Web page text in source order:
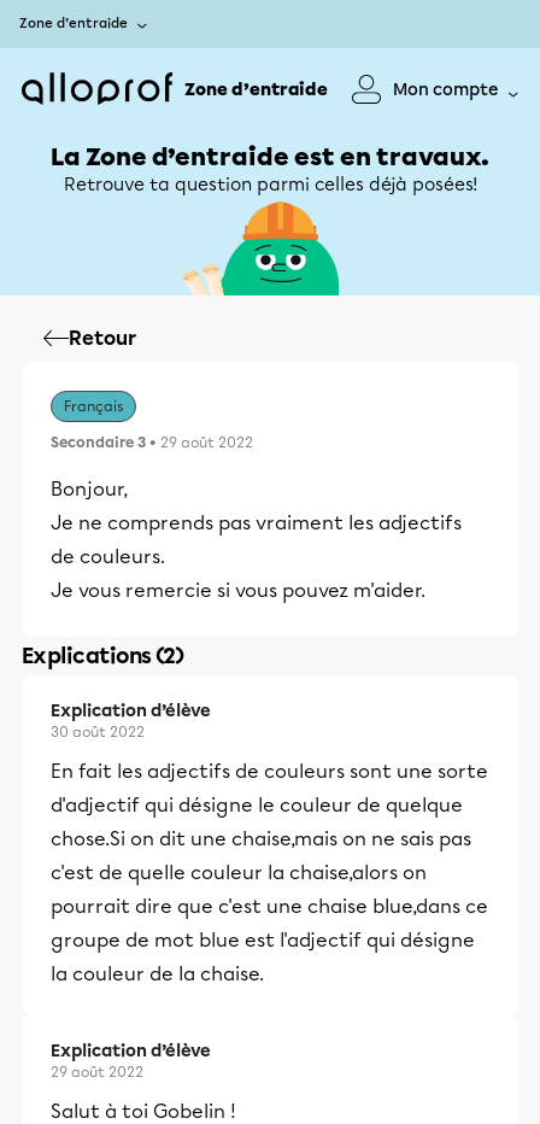
Zone d’entraide
Zone d’entraide Mon compte
La Zone d’entraide est en travaux.
Retrouve ta question parmi celles déjà posées!
Retour
Français
Secondaire 3 • 29 août 2022
Bonjour,
Je ne comprends pas vraiment les adjectifs
de couleurs.
Je vous remercie si vous pouvez m'aider.
Explications (2)
Explication d’élève
30 août 2022
En fait les adjectifs de couleurs sont une sorte
d'adjectif qui désigne le couleur de quelque
chose.Si on dit une chaise,mais on ne sais pas
c'est de quelle couleur la chaise,alors on
pourrait dire que c'est une chaise blue,dans ce
groupe de mot blue est l'adjectif qui désigne
la couleur de la chaise.
Explication d’élève
29 août 2022
Salut à toi Gobelin !